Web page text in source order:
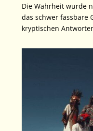
Die Wahrheit wurde
das schwer fassbare
kryptischen